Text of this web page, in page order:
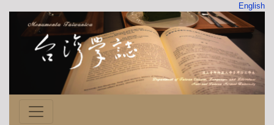
English